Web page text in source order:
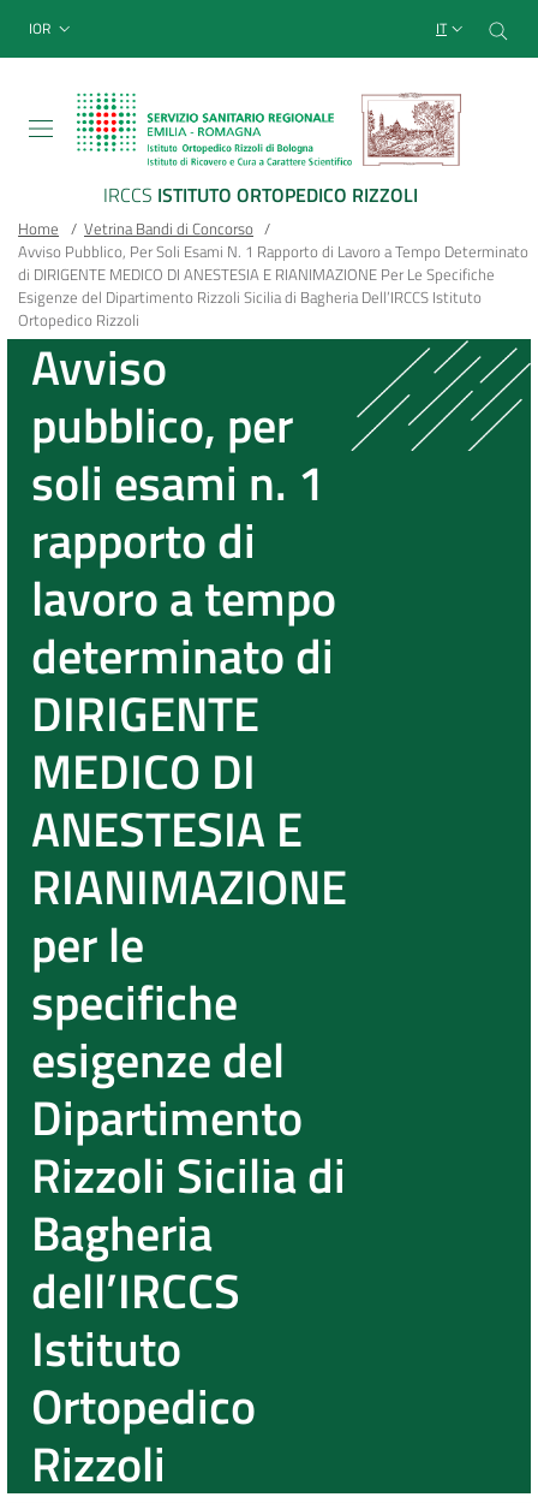
Sito Web Istituto
menu top-bar
IOR IT
IRCCS ISTITUTO ORTOPEDICO RIZZOLI
Main container
Briciole
di
pane
Home / Vetrina Bandi di Concorso /
Avviso Pubblico, Per Soli Esami N. 1 Rapporto di Lavoro a Tempo Determinato
di DIRIGENTE MEDICO DI ANESTESIA E RIANIMAZIONE Per Le Specifiche
Esigenze del Dipartimento Rizzoli Sicilia di Bagheria Dell’IRCCS Istituto
Ortopedico Rizzoli
Avviso
pubblico, per
soli esami n. 1
rapporto di
lavoro a tempo
determinato di
DIRIGENTE
MEDICO DI
ANESTESIA E
RIANIMAZIONE
per le
specifiche
esigenze del
Dipartimento
Rizzoli Sicilia di
Bagheria
dell’IRCCS
Istituto
Ortopedico
Rizzoli